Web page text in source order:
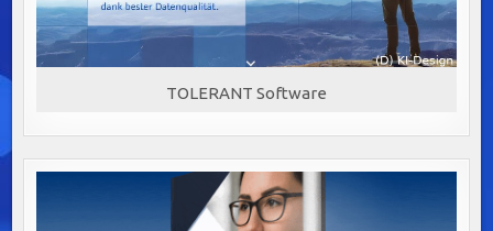
TOLERANT Software